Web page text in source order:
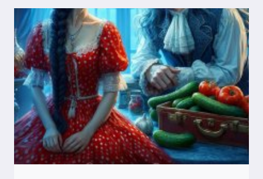
ЧЕРНОГО
ДРАКОНА
—
ЛЛИНА
АЙС